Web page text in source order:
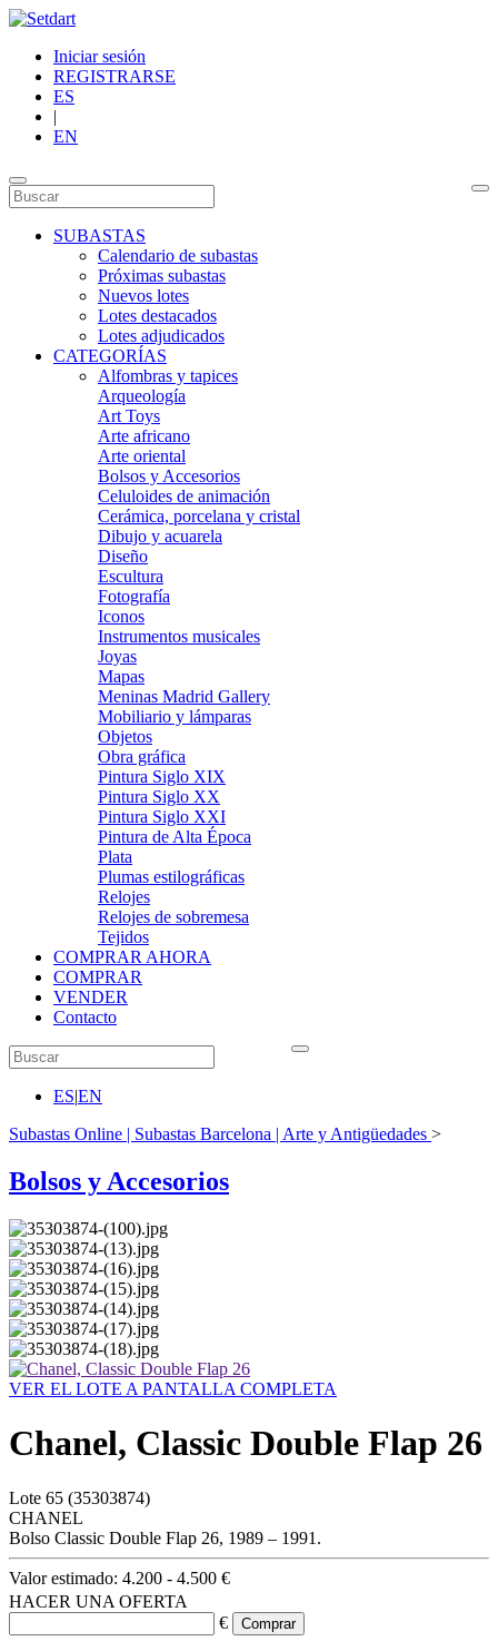
Iniciar sesión
REGISTRARSE
ES
|
EN
SUBASTAS
Calendario de subastas
Próximas subastas
Nuevos lotes
Lotes destacados
Lotes adjudicados
CATEGORÍAS
Alfombras y tapices
Arqueología
Art Toys
Arte africano
Arte oriental
Bolsos y Accesorios
Celuloides de animación
Cerámica, porcelana y cristal
Dibujo y acuarela
Diseño
Escultura
Fotografía
Iconos
Instrumentos musicales
Joyas
Mapas
Meninas Madrid Gallery
Mobiliario y lámparas
Objetos
Obra gráfica
Pintura Siglo XIX
Pintura Siglo XX
Pintura Siglo XXI
Pintura de Alta Época
Plata
Plumas estilográficas
Relojes
Relojes de sobremesa
Tejidos
COMPRAR AHORA
COMPRAR
VENDER
Contacto
ES|EN
Subastas Online | Subastas Barcelona | Arte y Antigüedades >
Bolsos y Accesorios
VER EL LOTE A PANTALLA COMPLETA
Chanel, Classic Double Flap 26
Lote 65 (35303874)
CHANEL
Bolso Classic Double Flap 26, 1989 – 1991.
Valor estimado: 4.200 - 4.500 €
HACER UNA OFERTA
€